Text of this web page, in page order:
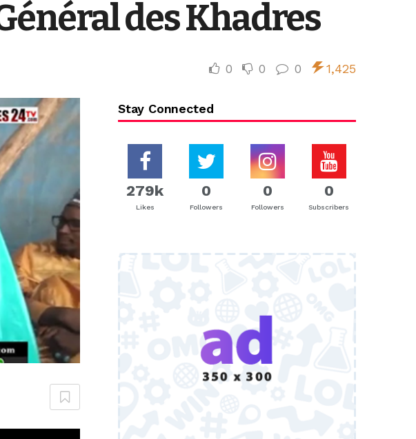
des Khadres
0 0 0 1,425
Stay Connected
279k
Likes
0
Followers
0
Followers
0
Subscribers